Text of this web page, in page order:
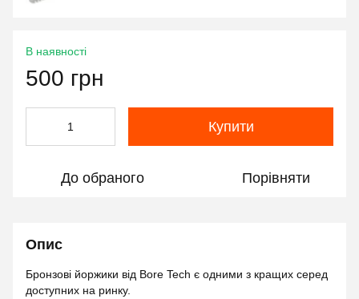
В наявності
500 грн
Купити
До обраного Порівняти
Опис
Бронзові йоржики від Bore Tech є одними з кращих серед
доступних на ринку.